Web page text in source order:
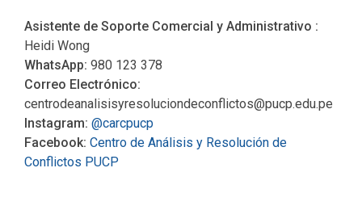
Asistente de Soporte Comercial y Administrativo :
Heidi Wong
WhatsApp: 980 123 378
Correo Electrónico:
centrodeanalisisyresoluciondeconflictos@pucp.edu.pe
Instagram: @carcpucp
Facebook: Centro de Análisis y Resolución de
Conflictos PUCP